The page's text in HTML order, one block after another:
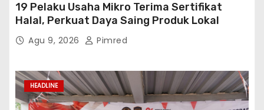
19 Pelaku Usaha Mikro Terima Sertifikat
Halal, Perkuat Daya Saing Produk Lokal
Agu 9, 2026 Pimred
HEADLINE